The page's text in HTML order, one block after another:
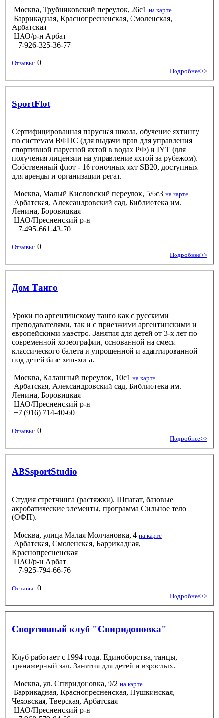
Москва, Трубниковский переулок, 26с1 на карте
Баррикадная, Краснопресненская, Смоленская,
Арбатская
ЦАО/р-н Арбат
+7-926-325-36-77
Отзывы: 0
Подробнее>>
SportFlot
Сертифицированная парусная школа, обучение яхтингу
по системам ВФПС (для выдачи прав для управления
спортивной парусной яхтой в водах РФ) и IYT (для
получения лицензии на управление яхтой за рубежом).
Собственный флот - 16 гоночных яхт SB20, доступных
для аренды и организации регат.
Москва, Малый Кисловский переулок, 5/6c3 на карте
Арбатская, Александровский сад, Библиотека им.
Ленина, Боровицкая
ЦАО/Пресненский р-н
+7-495-661-43-70
Отзывы: 0
Подробнее>>
Дом Танго
Уроки по аргентинскому танго как с русскими
преподавателями, так и с приезжими аргентинскими и
европейскими маэстро. Занятия для детей от 3-х лет по
современной хореографии, основанной на смеси
классического балета и упрощенной и адаптированной
под детей базе хип-хопа.
Москва, Калашный переулок, 10с1 на карте
Арбатская, Александровский сад, Библиотека им.
Ленина, Боровицкая
ЦАО/Пресненский р-н
+7 (916) 714-40-60
Отзывы: 0
Подробнее>>
ABSsportStudio
Студия стретчинга (растяжки). Шпагат, базовые
акробатические элементы, программа Сильное тело
(ОФП).
Москва, улица Малая Молчановка, 4 на карте
Арбатская, Смоленская, Баррикадная,
Краснопресненская
ЦАО/р-н Арбат
+7-925-794-66-76
Отзывы: 0
Подробнее>>
Спортивный клуб "Спиридоновка"
Клуб работает с 1994 года. Единоборства, танцы,
тренажерный зал. Занятия для детей и взрослых.
Москва, ул. Спиридоновка, 9/2 на карте
Баррикадная, Краснопресненская, Пушкинская,
Чеховская, Тверская, Арбатская
ЦАО/Пресненский р-н